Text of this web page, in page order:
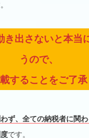
き出さないと本当
うので、
することをご了承
ず、全ての納税者に関
です。